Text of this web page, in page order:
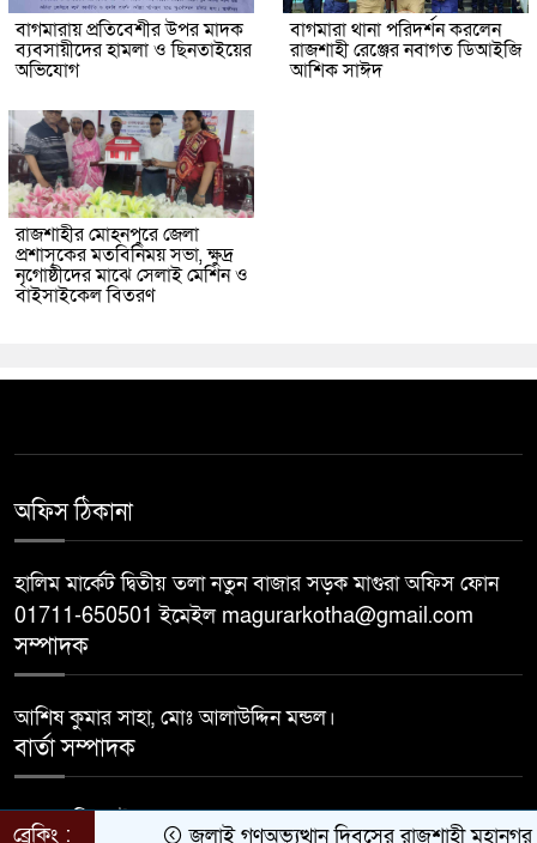
বাগমারায় প্রতিবেশীর উপর মাদক
ব্যবসায়ীদের হামলা ও ছিনতাইয়ের
অভিযোগ
বাগমারা থানা পরিদর্শন করলেন
রাজশাহী রেঞ্জের নবাগত ডিআইজি
আশিক সাঈদ
রাজশাহীর মোহনপুরে জেলা
প্রশাসকের মতবিনিময় সভা, ক্ষুদ্র
নৃগোষ্ঠীদের মাঝে সেলাই মেশিন ও
বাইসাইকেল বিতরণ
অফিস ঠিকানা
হালিম মার্কেট দ্বিতীয় তলা নতুন বাজার সড়ক মাগুরা অফিস ফোন
01711-650501 ইমেইল magurarkotha@gmail.com
সম্পাদক
আশিষ কুমার সাহা, মোঃ আলাউদ্দিন মন্ডল।
বার্তা সম্পাদক
মোঃ জাহিদুল ইসলাম।
ব্রেকিং : জুলাই গণঅভ্যুত্থান দিবসের রাজশাহী মহানগর